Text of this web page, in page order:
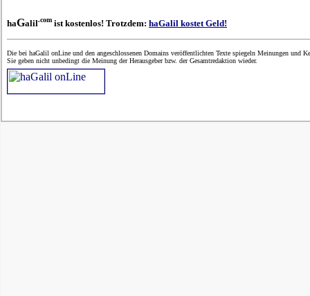
haGalil.com ist kostenlos! Trotzdem: haGalil kostet Geld!
Die bei haGalil onLine und den angeschlossenen Domains veröffentlichten Texte spiegeln Meinungen und
Sie geben nicht unbedingt die Meinung der Herausgeber bzw. der Gesamtredaktion wieder.